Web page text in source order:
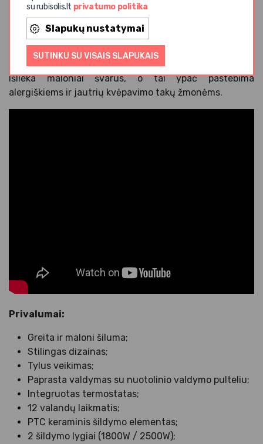
su rubisolis.lt privatumo politika
Slapukų nustatymai
SUTINKU SU VISAIS SLAPUKAIS
PTC tipo keraminiai kaitinimo elementai turi lemiamą
pranašumą prieš šildytuvus su šildymo laidais:
keraminiai kaitinimo elementai niekada neįkaista taip,
kad ant jų degtų namų dulkės, gyvūnų plaukai ar
vabzdžiai. Nėra nemalonių degimo kvapų, patalpos oras
išlieka maloniai švarus, o tai ypač pastebima
alergiškiems ir jautrių kvėpavimo takų žmonėms.
Privalumai:
Greita ir maloni šiluma;
Stilingas dizainas;
Tylus veikimas;
Paprasta valdymas su nuotolinio valdymo pulteliu;
Integruotas termostatas;
12 valandų laikmatis;
PTC keraminis šildymo elementas;
2 šildymo lygiai (1800W / 2500W);